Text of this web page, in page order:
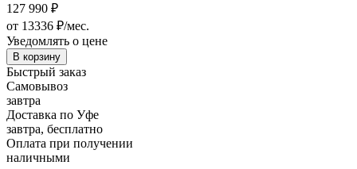
127 990 ₽
от 13336 ₽/мес.
Уведомлять о цене
В корзину
Быстрый заказ
Самовывоз
завтра
Доставка по Уфе
завтра, бесплатно
Оплата при получении
наличными